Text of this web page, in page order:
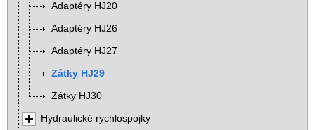
Adaptéry HJ20
Adaptéry HJ26
Adaptéry HJ27
Zátky HJ29
Zátky HJ30
Hydraulické rychlospojky